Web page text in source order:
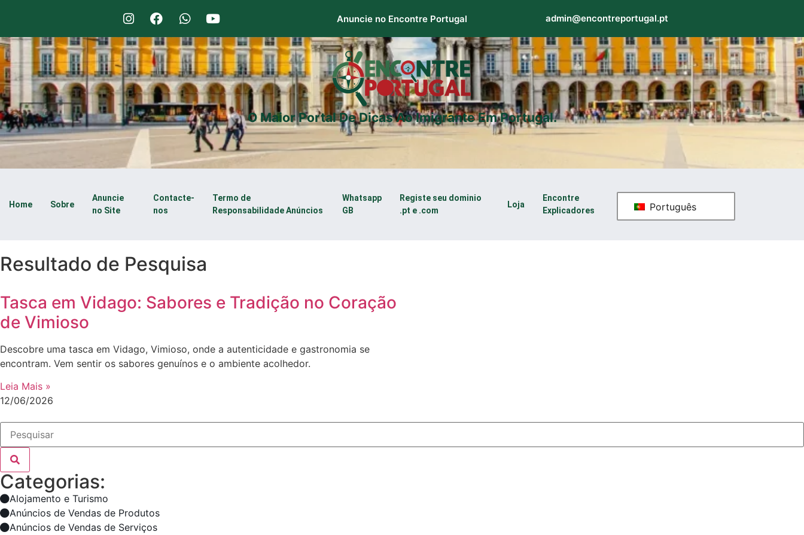
Anuncie no Encontre Portugal admin@encontreportugal.pt
O Maior Portal De Dicas Ao Imigrante Em Portugal.
Home Sobre
Anuncie
no Site
Contacte-
nos
Termo de
Responsabilidade Anúncios
Whatsapp
GB
Registe seu dominio
.pt e .com
Loja
Encontre
Explicadores
Português
Resultado de Pesquisa
Tasca em Vidago: Sabores e Tradição no Coração
de Vimioso
Descobre uma tasca em Vidago, Vimioso, onde a autenticidade e gastronomia se
encontram. Vem sentir os sabores genuínos e o ambiente acolhedor.
Leia Mais »
12/06/2026
Categorias:
Alojamento e Turismo
Anúncios de Vendas de Produtos
Anúncios de Vendas de Serviços